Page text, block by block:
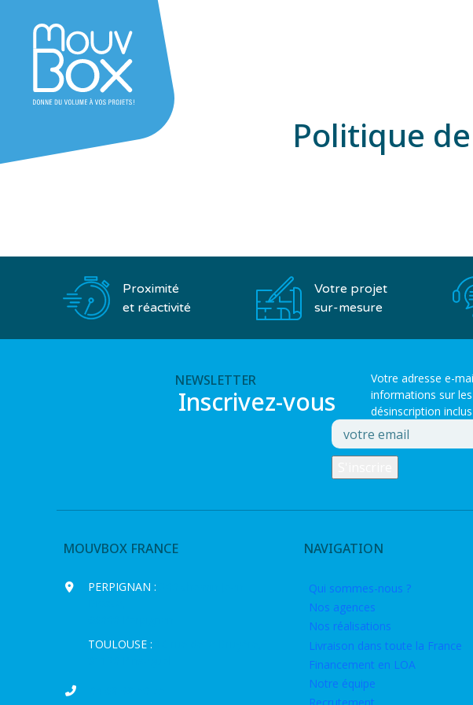
Politique
Proximité
et réactivité
Votre projet
sur-mesure
NEWSLETTER
Inscrivez-vous
Votre adresse e-
informations sur
désinscription
MOUVBOX FRANCE
PERPIGNAN :
TOULOUSE :
NAVIGATION
Qui sommes-nous ?
Nos agences
Nos réalisations
Livraison dans toute la France
Financement en LOA
Notre équipe